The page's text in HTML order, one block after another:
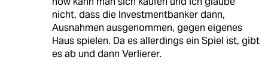
nicht, dass die Investmentbanker dann,
Ausnahmen ausgenommen, gegen eigenes
Haus spielen. Da es allerdings ein Spiel ist, gibt
es ab und dann Verlierer.